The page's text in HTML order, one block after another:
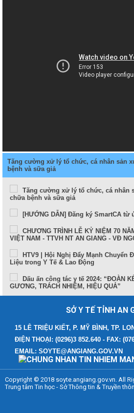
Tăng cường xử lý tổ chức, cá nhân sản
bệnh và sữa giả
Tăng cường xử lý tổ chức, cá nhân
chữa bệnh và sữa giả
[HƯỚNG DẪN] Đăng ký SmartCA từ
CHƯƠNG TRÌNH LỄ KỶ NIỆM 70
VIỆT NAM - TTVH NT AN GIANG - VĐ
HTV9 | Hội Nghị Đẩy Mạnh Chuyển
Liệu trong Y Tế & Lao Động
Dấu ấn công tác y tế 2024: “ĐOÀN
GƯƠNG, TRÁCH NHIỆM, HIỆU QUẢ”
tiến bộ trong tiếp cận, điều trị hiện nay
TUẦN LỄ THẾ GIỚI NUÔI CON
Thông điệp phòng, chống bệnh bạch
Những điểm mới trong Luật Khám
năm 2023
SỞ Y TẾ TỈNH AN
15 LÊ TRIỆU KIẾT, P. MỸ BÌNH, TP.
ĐIỆN THOẠI: (0296)3 852.640 - FAX:
EMAIL: SOYTE@ANGIANG.GOV.VN
Copyright © 2018 soyte.angiang.gov.vn. All
Trung tâm Tin học - Sở Thông tin & Truyền